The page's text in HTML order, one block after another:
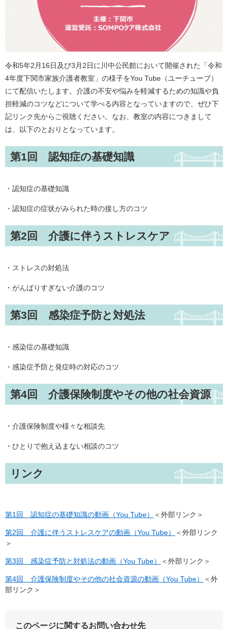
令和5年2月16日及び3月2日に川中公民館において開催された「令和
4年度下関市家族介護者教室」の様子をYou Tube（ユーチューブ）
にて配信いたします。介護の不安や悩みを軽減するための知識や負
担軽減のコツなどについて学べる内容となっていますので、ぜひ下
記リンク先からご視聴ください。なお、教室の内容につきまして
は、以下のとおりとなっています。
第1回 認知症の基礎知識
・認知症の基礎知識
・認知症の症状がみられた時の接し方のコツ
第2回 介護に伴うストレスケア
・ストレスの対処法
・がんばりすぎない介護のコツ
第3回 感染症予防と対処法
・感染症の基礎知識
・感染症予防と発症時の対応のコツ
第4回 介護保険制度やその他の社会資源
・介護保険制度や様々な相談先
・ひとりで抱え込まない相談のコツ
リンク
第1回 認知症の基礎知識の動画（You Tube） ＜外部リンク＞
第2回 介護に伴うストレスケアの動画（You Tube）
＜外部リンク
＞
第3回 感染症予防と対処法の動画（You Tube） ＜外部リンク＞
第4回 介護保険制度やその他の社会資源の動画（You Tube）
＜外
部リンク＞
このページに関するお問い合わせ先